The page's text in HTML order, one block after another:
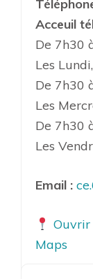
Acceuil
De 7h30
Les
De 7h30
Les
De 7h30
Les
Email :
Ouvrir
Maps